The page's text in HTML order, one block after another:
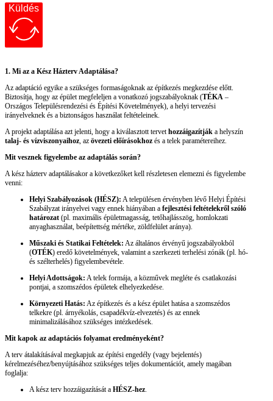
Küldés
1. Mi az a Kész Házterv Adaptálása?
Az adaptáció egyike a szükséges formaságoknak az építkezés megkezdése előtt.
Biztosítja, hogy az épület megfeleljen a vonatkozó jogszabályoknak (TÉKA –
Országos Településrendezési és Építési Követelmények), a helyi tervezési
irányelveknek és a biztonságos használat feltételeinek.
A projekt adaptálása azt jelenti, hogy a kiválasztott tervethozzáigazítják a helyszín
talaj- és vízviszonyaihoz, az övezeti előírásokhoz és a telek paramétereihez.
Mit vesznek figyelembe az adaptálás során?
A kész házterv adaptálásakor a következőket kell részletesen elemezni és figyelembe
venni:
Helyi Szabályozások (HÉSZ): A településen érvényben lévő Helyi Építési
Szabályzat irányelvei vagy ennek hiányában a fejlesztési feltételekről szóló
határozat (pl. maximális épületmagasság, tetőhajlásszög, homlokzati
anyaghasználat, beépítettség mértéke, zöldfelület aránya).
Műszaki és Statikai Feltételek: Az általános érvényű jogszabályokból
(OTÉK) eredő követelmények, valamint a szerkezeti terhelési zónák (pl. hó-
és szélterhelés) figyelembevétele.
Helyi Adottságok: A telek formája, a közművek megléte és csatlakozási
pontjai, a szomszédos épületek elhelyezkedése.
Környezeti Hatás: Az építkezés és a kész épület hatása a szomszédos
telkekre (pl. árnyékolás, csapadékvíz-elvezetés) és az ennek
minimalizálásához szükséges intézkedések.
Mit kapok az adaptációs folyamat eredményeként?
A terv átalakításával megkapjuk az építési engedély (vagy bejelentés)
kérelmezéséhez/benyújtásához szükséges teljes dokumentációt, amely magában
foglalja:
A kész terv hozzáigazítását a HÉSZ-hez.